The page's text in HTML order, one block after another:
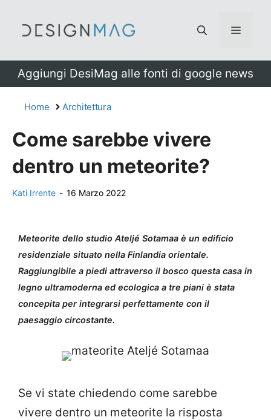
Menu
Aggiungi DesiMag alle fonti di google news
Home Architettura
Come sarebbe vivere
dentro un meteorite?
Kati Irrente - 16 Marzo 2022
Meteorite dello studio Ateljé Sotamaa è un edificio
residenziale situato nella Finlandia orientale.
Raggiungibile a piedi attraverso il bosco questa casa in
legno ultramoderna ed ecologica a tre piani è stata
concepita per integrarsi perfettamente con il
paesaggio circostante.
Se vi state chiedendo come sarebbe
vivere dentro un meteorite la risposta